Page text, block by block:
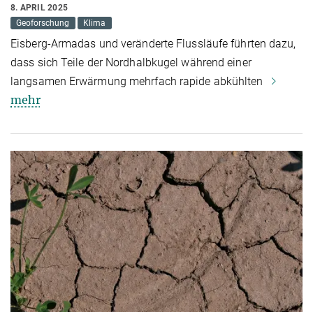
8. APRIL 2025
Geoforschung
Klima
Eisberg-Armadas und veränderte Flussläufe führten dazu,
dass sich Teile der Nordhalbkugel während einer
langsamen Erwärmung mehrfach rapide abkühlten
mehr